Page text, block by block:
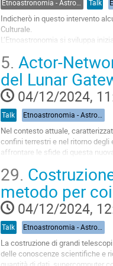
Talk
Indicherò in questo intervento
Culturale.
L’Etnoastronomia si sviluppa
misurare,...
Go
to
contribution
page
5. Actor-
del Lunar
04/12/2024,
Talk Etnoastronomia - Astronomia e Sociologia. Chair: Salvatore Guglielmino - INAF OACT
Nel contesto attuale,
confini terrestri e nel ritorno
affrontare le sfide di questa
Go
to
contribution
page
29.
metodo per
04/12/2024,
Talk Etnoastronomia - Astronomia e Sociologia. Chair: Salvatore Guglielmino - INAF OACT
La costruzione di grandi
delle conoscenze scientifiche e